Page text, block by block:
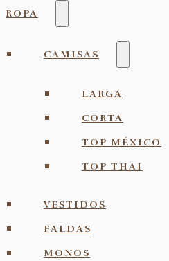
ROPA
CAMISAS
LARGA
CORTA
TOP MÉXICO
TOP THAI
VESTIDOS
FALDAS
MONOS